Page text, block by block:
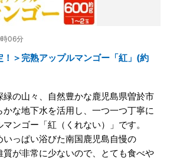
06分
！＞完熟アップルマンゴー「紅」(約
の山々、自然豊かな鹿児島県曽於市
な地下水を活用し、一つ一つ丁寧に
ンゴー「紅（くれない）」です。
っぱい浴びた南国鹿児島自慢の
質が非常に少ないので、とても食べや